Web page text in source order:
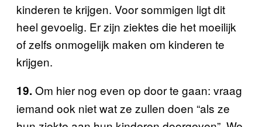
kinderen te krijgen. Voor sommigen ligt dit
heel gevoelig. Er zijn ziektes die het moeilijk
of zelfs onmogelijk maken om kinderen te
krijgen.
19. Om hier nog even op door te gaan: vraag
iemand ook niet wat ze zullen doen “als ze